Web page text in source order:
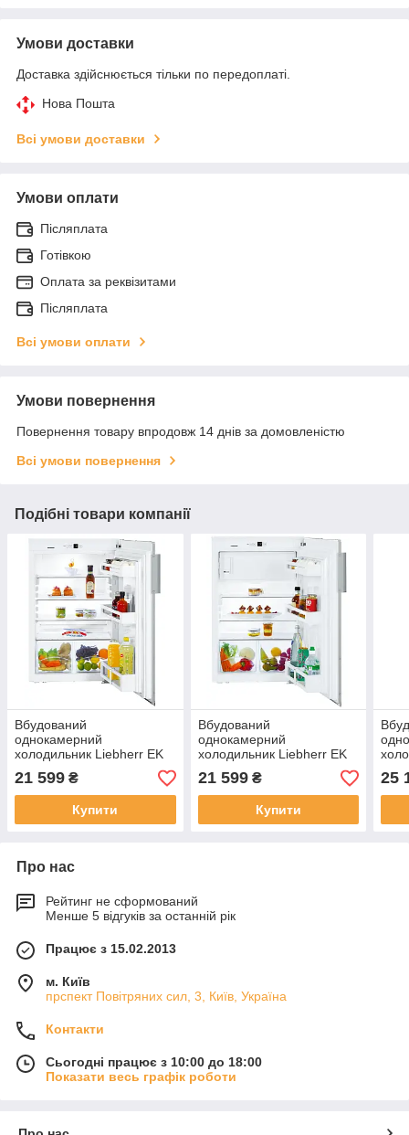
Умови доставки
Доставка здійснюється тільки по передоплаті.
Нова Пошта
Всі умови доставки
Умови оплати
Післяплата
Готівкою
Оплата за реквізитами
Післяплата
Всі умови оплати
Умови повернення
Повернення товару впродовж 14 днів за домовленістю
Всі умови повернення
Подібні товари компанії
Вбудований
однокамерний
холодильник Liebherr EK
1620
21 599 ₴
Купити
Вбудований
однокамерний
холодильник Liebherr EK
1624
21 599₴
Купити
25
Про нас
Рейтинг не сформований
Менше 5 відгуків за останній рік
Працює з 15.02.2013
м. Київ
прспект Повітряних сил, 3, Київ, Україна
Контакти
Сьогодні працює з 10:00 до 18:00
Показати весь графік роботи